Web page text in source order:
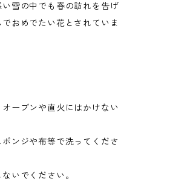
雪の中でも春の訪れを告げ
おめでたい花とされていま
ーブンや直火にはかけない
ンジや布等で洗ってくださ
いでください。